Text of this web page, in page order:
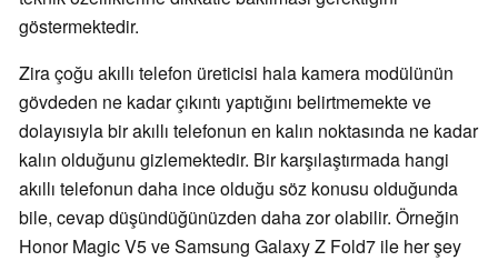
göstermektedir.
Zira çoğu akıllı telefon üreticisi hala kamera modülünün
gövdeden ne kadar çıkıntı yaptığını belirtmemekte ve
dolayısıyla bir akıllı telefonun en kalın noktasında ne kadar
kalın olduğunu gizlemektedir. Bir karşılaştırmada hangi
akıllı telefonun daha ince olduğu söz konusu olduğunda
bile, cevap düşündüğünüzden daha zor olabilir. Örneğin
Honor Magic V5 ve Samsung Galaxy Z Fold7 ile her şey